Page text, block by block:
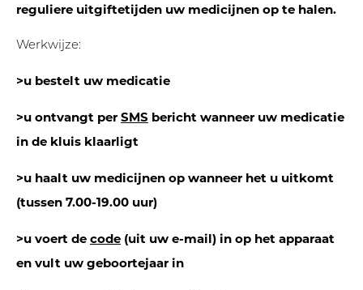
reguliere uitgiftetijden uw medicijnen op te halen.
Werkwijze:
>u bestelt uw medicatie
>u ontvangt per SMS bericht wanneer uw medicatie
in de kluis klaarligt
>u haalt uw medicijnen op wanneer het u uitkomt
(tussen 7.00-19.00 uur)
>u voert de code (uit uw e-mail) in op het apparaat
en vult uw geboortejaar in